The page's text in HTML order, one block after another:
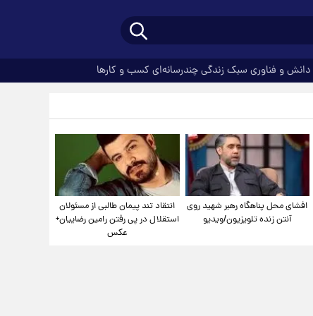
دانش و فناوری سبک زندگیچندرسانه‌ای کسب و کارها
افشای محل پناهگاه‌ رهبر شهید روی
آنتن زنده تلویزیون/ویدیو
انتقاد تند پیمان طالبی از مسئولان
استقلال در پی رفتن رامین رضاییان+
عکس